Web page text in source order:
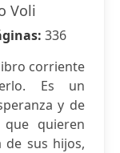
Voli
336
corriente
Es un
y de
quieren
sus hijos,